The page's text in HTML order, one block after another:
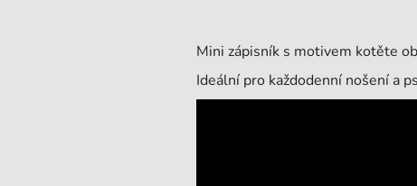
Mini zápisník s motivem kotěte
Ideální pro každodenní nošení a